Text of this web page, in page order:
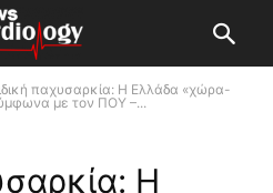
παχυσαρκία: Η Ελλάδα «χώρα-
με τον ΠΟΥ –...
Η